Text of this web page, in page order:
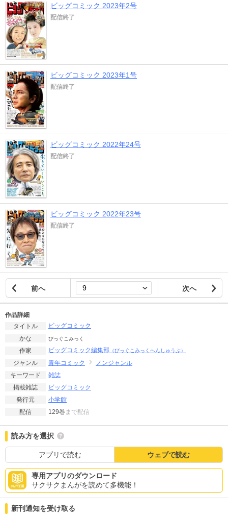
ビッグコミック 2023年2号
配信終了
ビッグコミック 2023年1号
配信終了
ビッグコミック 2022年24号
配信終了
ビッグコミック 2022年23号
配信終了
前へ 次へ
作品詳細
タイトル
ビッグコミック
かな
びっぐこみっく
作家 ビッグコミック編集部 （びっぐこみっくへんしゅうぶ）
ジャンル 青年コミック
ノンジャンル
キーワード
雑誌
掲載雑誌
ビッグコミック
発行元
小学館
配信
129巻 まで配信
読み方を選択
アプリで読む ウェブで読む
専用アプリのダウンロード
サクサクまんがを読めて多機能！
新刊通知を受け取る